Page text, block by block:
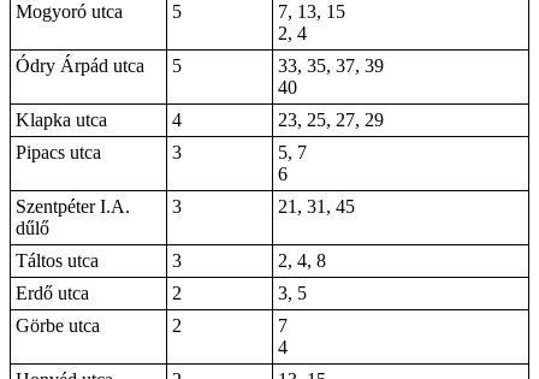
Mogyoró utca
5
7, 13, 15
2, 4
Ódry Árpád utca
5
33, 35, 37, 39
40
Klapka utca
4
23, 25, 27, 29
Pipacs utca
3
5, 7
6
Szentpéter I.A.
dűlő
3 21, 31, 45
Táltos utca 3
2, 4, 8
Erdő utca
2
3, 5
Görbe utca
2
7
4